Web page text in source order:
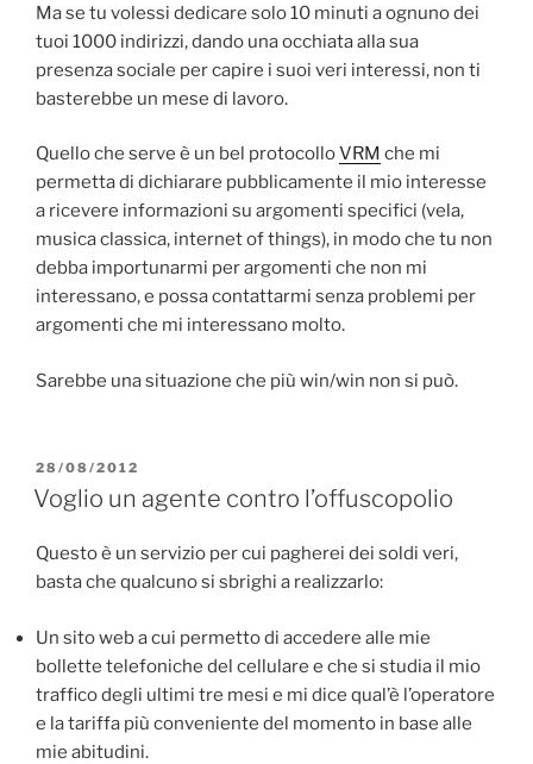
Ma se tu volessi dedicare solo 10 minuti a ognuno dei
tuoi 1000 indirizzi, dando una occhiata alla sua
presenza sociale per capire i suoi veri interessi, non ti
basterebbe un mese di lavoro.
Quello che serve è un bel protocolloVRM che mi
permetta di dichiarare pubblicamente il mio interesse
a ricevere informazioni su argomenti specifici (vela,
musica classica, internet of things), in modo che tu non
debba importunarmi per argomenti che non mi
interessano, e possa contattarmi senza problemi per
argomenti che mi interessano molto.
Sarebbe una situazione che più win/win non si può.
PUBBLICATO
IL
28/08/2012
Voglio un agente contro l’offuscopolio
Questo è un servizio per cui pagherei dei soldi veri,
basta che qualcuno si sbrighi a realizzarlo:
Un sito web a cui permetto di accedere alle mie
bollette telefoniche del cellulare e che si studia il mio
traffico degli ultimi tre mesi e mi dice qual’è l’operatore
e la tariffa più conveniente del momento in base alle
mie abitudini.